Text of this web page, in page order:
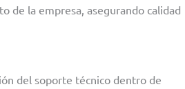
de la empresa, asegurando calidad
del soporte técnico dentro de